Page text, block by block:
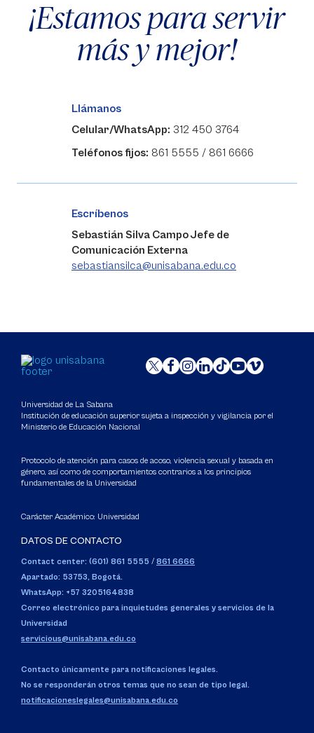
¡Estamos para servir
más y mejor!
Llámanos
Celular/WhatsApp: 312 450 3764
Teléfonos fijos: 861 5555 / 861 6666
Escríbenos
Sebastián Silva Campo Jefe de
Comunicación Externa
sebastiansilca@unisabana.edu.co
Universidad de La Sabana
Institución de educación superior sujeta a inspección y vigilancia por el
Ministerio de Educación Nacional
Protocolo de atención para casos de acoso, violencia sexual y basada en
género, así como de comportamientos contrarios a los principios
fundamentales de la Universidad
Carácter Académico: Universidad
DATOS DE CONTACTO
Contact center: (601) 861 5555 / 861 6666
Apartado: 53753, Bogotá.
WhatsApp: +57 3205164838
Correo electrónico para inquietudes generales y servicios de la
Universidad
servicious@unisabana.edu.co
Contacto únicamente para notificaciones legales.
No se responderán otros temas que no sean de tipo legal.
notificacioneslegales@unisabana.edu.co